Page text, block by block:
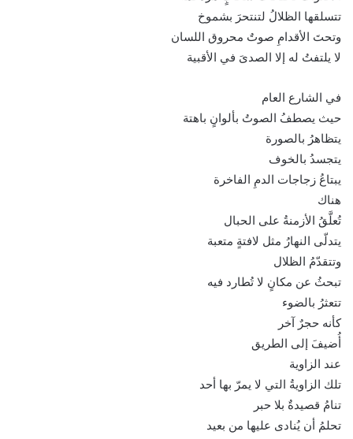
تتسلقها الظلالُ لتنتحرَ بشموخ
وتحتَ الأقدامِ صوتٌ محروق اللسان
لا يلتفتُ له إلا الصدىَ في الأقبية
في الشارع العام
حيث يصطفُ الصوتُ بألوانٍ باهتة
يتظاهرُ بالصورة
يتجسدُ بالخوف
يبتاعُ زجاجات الدمِ الفاخرة
هناك
تُعلَّقُ الأزمنةُ على الحبال
يتدلّى النهارُ مثل لافتةٍ متعبة
وتتقدّمُ الظلال
تبحثُ عن مكانٍ لا تُطارد فيه
تتعثرُ بالضوء
كأنه حجرٌ آخر
أُضيفَ إلى الطريق
عند الزاوية
تلك الزاويةُ التي لا يمرّ بها أحد
تنامُ قصيدةٌ بلا حبر
تحلمُ أن يُنادى عليها من بعيد